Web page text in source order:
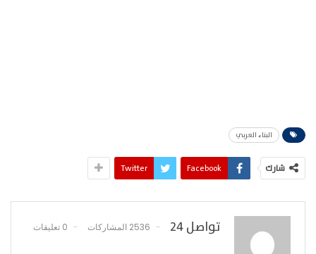
البناء العربي
شارك Facebook
Twitter
تواصل 24 2536 المشاركات 0 تعليقات